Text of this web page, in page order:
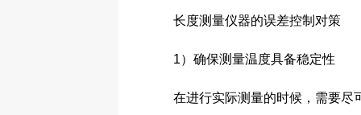
长度测量仪器的误差控制对策
1）确保测量温度具备稳定性
在进行实际测量的时候，需要尽可